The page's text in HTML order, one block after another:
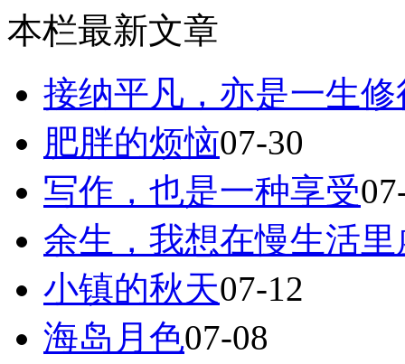
本栏最新文章
接纳平凡，亦是一生修
肥胖的烦恼07-30
写作，也是一种享受
余生，我想在慢生活
小镇的秋天07-12
海岛月色07-08